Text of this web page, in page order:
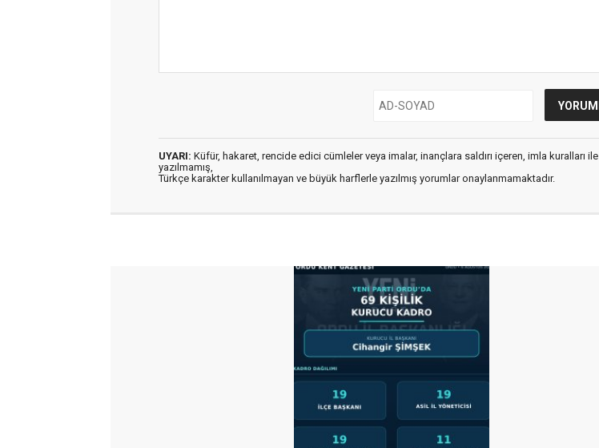
UYARI: Küfür, hakaret, rencide edici cümleler veya imalar, inançlara saldırı içeren, imla kuralları ile
yazılmamış,
Türkçe karakter kullanılmayan ve büyük harflerle yazılmış yorumlar onaylanmamaktadır.